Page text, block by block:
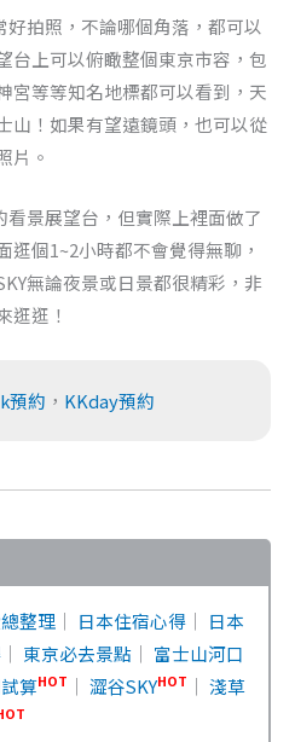
好拍照，不論哪個角落，都可以
台上可以俯瞰整個東京市容，包
宮等等知名地標都可以看到，天
山！如果有望遠鏡頭，也可以從
片。
看景展望台，但實際上裡面做了
個1~2小時都不會覺得無聊，
無論夜景或日景都很精彩，非
逛逛！
預約 ， KKday預約
整理 ｜ 日本住宿心得 ｜ 日本
｜ 東京必去景點 ｜ 富士山河口
算HOT ｜ 澀谷SKYHOT ｜ 淺草